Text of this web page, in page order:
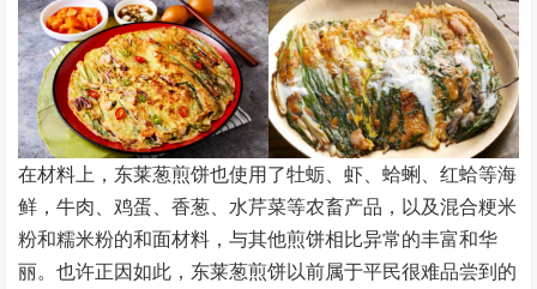
在材料上，东莱葱煎饼也使用了牡蛎、虾、蛤蜊、红蛤等海
鲜，牛肉、鸡蛋、香葱、水芹菜等农畜产品，以及混合粳米
粉和糯米粉的和面材料，与其他煎饼相比异常的丰富和华
丽。也许正因如此，东莱葱煎饼以前属于平民很难品尝到的